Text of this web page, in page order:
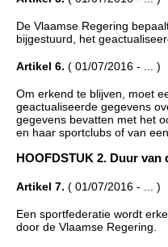
De Vlaamse Regering
bijgestuurd, het
Artikel 6. ( 01/07/2016 - ... )
Om erkend te blijven, moet
geactualiseerde gegevens
gegevens bevatten met het
en haar sportclubs of van
HOOFDSTUK 2. Duur
Artikel 7. ( 01/07/2016 - ... )
Een sportfederatie wordt
door de Vlaamse Regering.